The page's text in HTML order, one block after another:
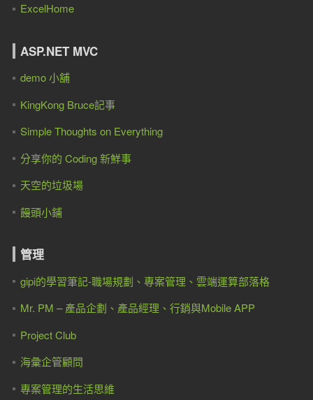
ExcelHome
ASP.NET MVC
demo 小舖
KingKong Bruce記事
Simple Thoughts on Everything
分享你的 Coding 新鮮事
天空的垃圾場
饅頭小鋪
管理
gipi的學習筆記-職場規劃、專案管理、雲端運算部落格
Mr. PM – 產品企劃、產品經理、行銷與Mobile APP
Project Club
海彙企管顧問
專案管理的生活思維